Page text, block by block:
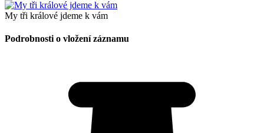
My tři králové jdeme k vám
Podrobnosti o vložení záznamu